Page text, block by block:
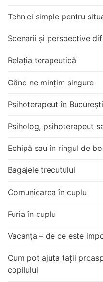
Tehnici simple pentru
Scenarii și perspective
Relația terapeutică
Când ne mințim singure
Psihoterapeut în
Psiholog, psihoterapeut
Echipă sau în ringul de
Bagajele trecutului
Comunicarea în cuplu
Furia în cuplu
Vacanța – de ce este
Cum pot ajuta tații
copilului